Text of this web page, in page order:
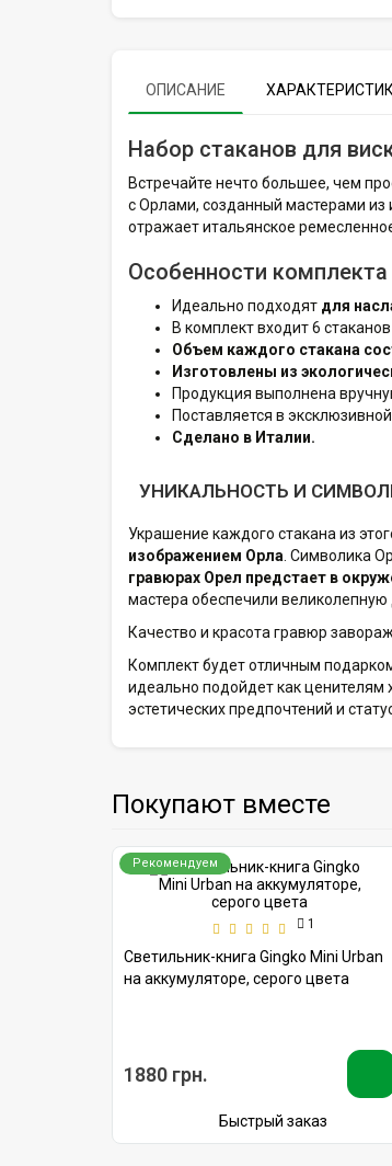
ОПИСАНИЕ
Набор стаканов для
Встречайте нечто большее, чем
с Орлами, созданный мастерами из
отражает итальянское
Особенности
Идеально подходят для
В комплект входит 6
Объем каждого стакана
Изготовлены из
Продукция выполнена
Поставляется в
Сделано в Италии.
УНИКАЛЬНОСТЬ И
Украшение каждого стакана из
изображением Орла. Символика
гравюрах Орел предстает в
мастера обеспечили
Качество и красота гравюр
Комплект будет отличным
идеально подойдет как ценителям
эстетических предпочтений и
Покупают вместе
Рекомендуем
1
Светильник-книга Gingko Mini Urban
на аккумуляторе, серого цвета
1880 грн.
Быстрый заказ